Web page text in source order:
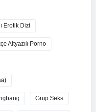
Erotik Dizi
Altyazılı Porno
Grup Seks